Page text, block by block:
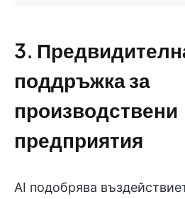
3.
поддръжка за
производствени
предприятия
AI подобрява